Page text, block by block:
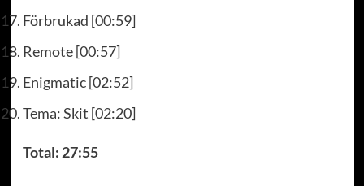
Förbrukad [00:59]
Remote [00:57]
Enigmatic [02:52]
Tema: Skit [02:20]
Total: 27:55